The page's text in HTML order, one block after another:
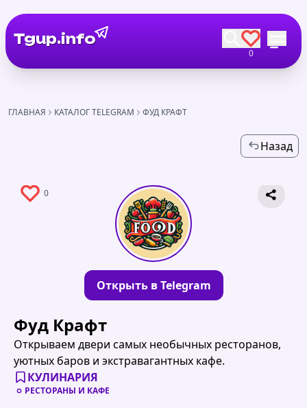
Tgup.info
0
ГЛАВНАЯ КАТАЛОГ TELEGRAM ФУД КРАФТ
Назад
0
Открыть в Telegram
Фуд Крафт
Открываем двери самых необычных ресторанов,
уютных баров и экстравагантных кафе.
КУЛИНАРИЯ
РЕСТОРАНЫ И КАФЕ